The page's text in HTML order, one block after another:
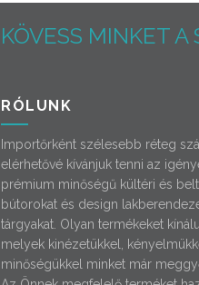
KÖVESS MINKET
RÓLUNK
Importőrként szélesebb réteg
elérhetővé kívánjuk tenni az
prémium minőségű kültéri és
bútorokat és design
tárgyakat. Olyan termékeket
melyek kinézetükkel,
minőségükkel minket már